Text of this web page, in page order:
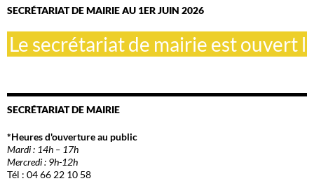
SECRÉTARIAT DE MAIRIE AU 1ER JUIN 2026
secrétariat de mairie est ouvert le
SECRÉTARIAT DE MAIRIE
*Heures d'ouverture au public
Mardi : 14h – 17h
Mercredi : 9h-12h
Tél : 04 66 22 10 58